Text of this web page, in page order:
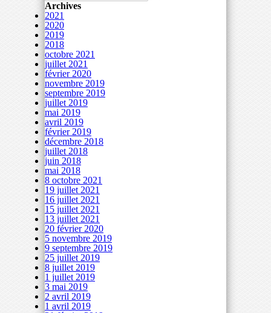
Archives
2021
2020
2019
2018
octobre 2021
juillet 2021
février 2020
novembre 2019
septembre 2019
juillet 2019
mai 2019
avril 2019
février 2019
décembre 2018
juillet 2018
juin 2018
mai 2018
8 octobre 2021
19 juillet 2021
16 juillet 2021
15 juillet 2021
13 juillet 2021
20 février 2020
5 novembre 2019
9 septembre 2019
25 juillet 2019
8 juillet 2019
1 juillet 2019
3 mai 2019
2 avril 2019
1 avril 2019